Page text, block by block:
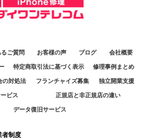
ご質問 お客様の声 ブログ 会社概要
特定商取引法に基づく表示 修理事例まとめ
の対処法 フランチャイズ募集 独立開業支援
ビス 正規店と非正規店の違い
データ復旧サービス
者制度